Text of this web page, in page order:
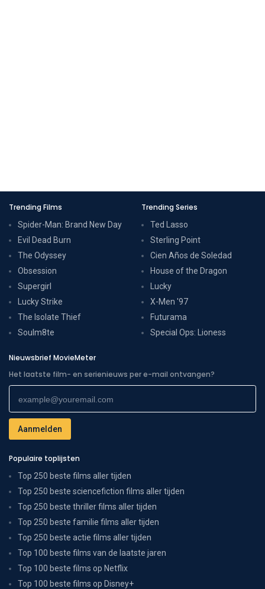
Trending Films
Spider-Man: Brand New Day
Evil Dead Burn
The Odyssey
Obsession
Supergirl
Lucky Strike
The Isolate Thief
Soulm8te
Trending Series
Ted Lasso
Sterling Point
Cien Años de Soledad
House of the Dragon
Lucky
X-Men '97
Futurama
Special Ops: Lioness
Nieuwsbrief MovieMeter
Het laatste film- en serienieuws per e-mail ontvangen?
Populaire toplijsten
Top 250 beste films aller tijden
Top 250 beste sciencefiction films aller tijden
Top 250 beste thriller films aller tijden
Top 250 beste familie films aller tijden
Top 250 beste actie films aller tijden
Top 100 beste films van de laatste jaren
Top 100 beste films op Netflix
Top 100 beste films op Disney+